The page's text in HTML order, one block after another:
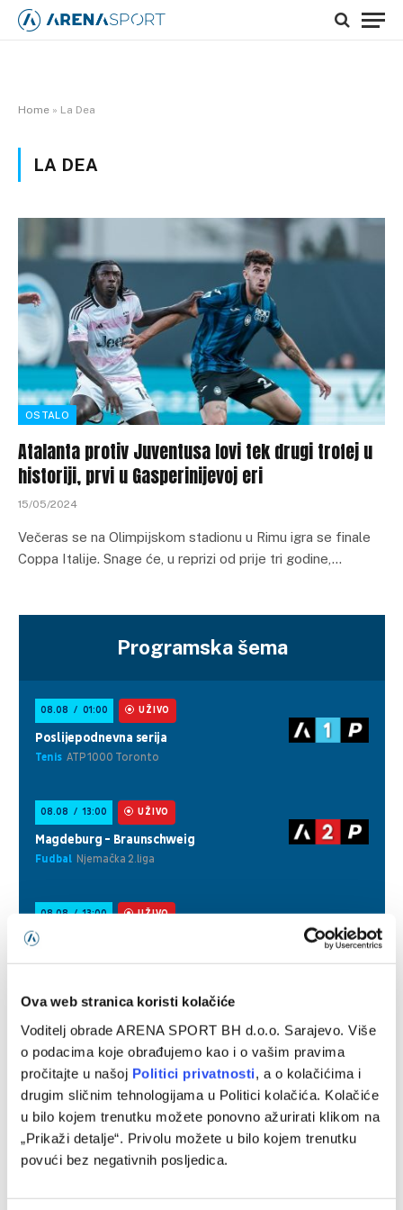
Ova web stranica koristi kolačiće
Voditelj obrade ARENA SPORT BH d.o.o. Sarajevo. Više
o podacima koje obrađujemo kao i o vašim pravima
pročitajte u našoj Politici privatnosti, a o kolačićima i
drugim sličnim tehnologijama u Politici kolačića. Kolačiće
u bilo kojem trenutku možete ponovno ažurirati klikom na
„Prikaži detalje“. Privolu možete u bilo kojem trenutku
povući bez negativnih posljedica.
Home » La Dea
LA DEA
OSTALO
Atalanta protiv Juventusa lovi tek drugi trofej u
historiji, prvi u Gasperinijevoj eri
15/05/2024
Večeras se na Olimpijskom stadionu u Rimu igra se finale
Coppa Italije. Snage će, u reprizi od prije tri godine,…
Programska šema